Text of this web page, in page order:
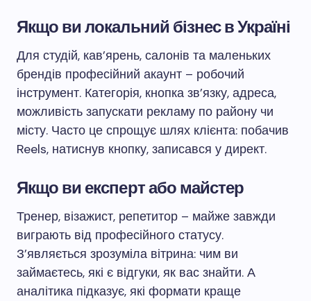
Якщо ви локальний бізнес в Україні
Для студій, кав’ярень, салонів та маленьких
брендів професійний акаунт – робочий
інструмент. Категорія, кнопка зв’язку, адреса,
можливість запускати рекламу по району чи
місту. Часто це спрощує шлях клієнта: побачив
Reels, натиснув кнопку, записався у директ.
Якщо ви експерт або майстер
Тренер, візажист, репетитор – майже завжди
виграють від професійного статусу.
З’являється зрозуміла вітрина: чим ви
займаєтесь, які є відгуки, як вас знайти. А
аналітика підказує, які формати краще